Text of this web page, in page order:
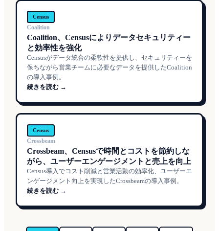
Census
Coalition
Coalition、Censusによりデータセキュリティー
と効率性を強化
Censusがデータ統合の柔軟性を提供し、セキュリティーを
保ちながら営業チームに必要なデータを提供したCoalition
の導入事例。
続きを読む →
Census
Crossbeam
Crossbeam、Censusで時間とコストを節約しな
がら、ユーザーエンゲージメントと売上を向上
Census導入でコスト削減と営業活動の効率化、ユーザーエ
ンゲージメント向上を実現したCrossbeamの導入事例。
続きを読む →